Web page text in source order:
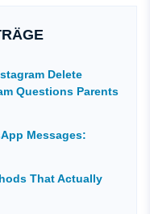
Delete
Questions Parents
Messages:
That Actually